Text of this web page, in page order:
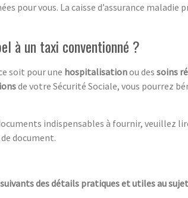
pour vous. La caisse d’assurance
à un taxi conventionné ?
soit pour une hospitalisationou des soins
de votre Sécurité Sociale, vous pourrez
indispensables à fournir, veuillez
document.
des détails pratiques et utiles au